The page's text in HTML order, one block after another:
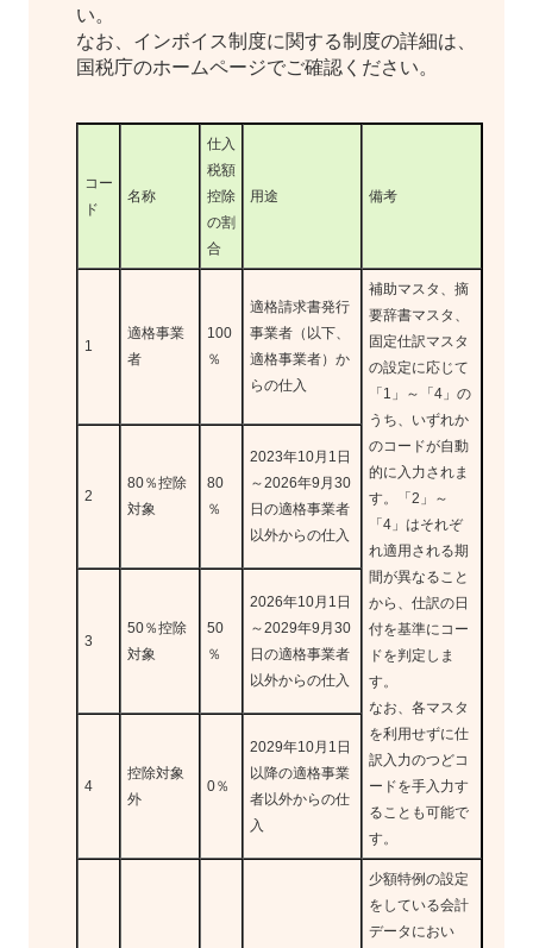
い。
なお、インボイス制度に関する制度の詳細は、
国税庁のホームページでご確認ください。
コー
ド
名称
仕入
税額
控除
の割
合
用途 備考
1
適格事業
者
100
％
適格請求書発行
事業者（以下、
適格事業者）か
らの仕入
補助マスタ、摘
要辞書マスタ、
固定仕訳マスタ
の設定に応じて
「1」～「4」の
うち、いずれか
のコードが自動
的に入力されま
す。「2」～
「4」はそれぞ
れ適用される期
間が異なること
から、仕訳の日
付を基準にコー
ドを判定しま
す。
なお、各マスタ
を利用せずに仕
訳入力のつどコ
ードを手入力す
ることも可能で
す。
2
80％控除
対象
80
％
2023年10月1日
～2026年9月30
日の適格事業者
以外からの仕入
3
50％控除
対象
50
％
2026年10月1日
～2029年9月30
日の適格事業者
以外からの仕入
4
控除対象
外
0％
2029年10月1日
以降の適格事業
者以外からの仕
入
少額特例の設定
をしている会計
データにおい